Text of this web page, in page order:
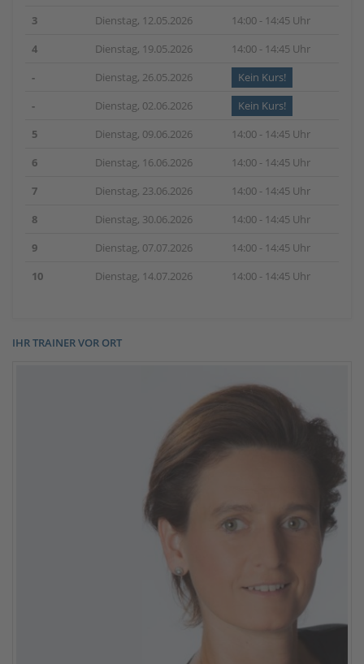
3
Dienstag, 12.05.2026
14:00 - 14:45 Uhr
4
Dienstag, 19.05.2026
14:00 - 14:45 Uhr
-
Dienstag, 26.05.2026
Kein Kurs!
-
Dienstag, 02.06.2026
Kein Kurs!
5
Dienstag, 09.06.2026
14:00 - 14:45 Uhr
6
Dienstag, 16.06.2026
14:00 - 14:45 Uhr
7
Dienstag, 23.06.2026
14:00 - 14:45 Uhr
8
Dienstag, 30.06.2026
14:00 - 14:45 Uhr
9
Dienstag, 07.07.2026
14:00 - 14:45 Uhr
10
Dienstag, 14.07.2026 14:00 - 14:45 Uhr
IHR TRAINER VOR ORT